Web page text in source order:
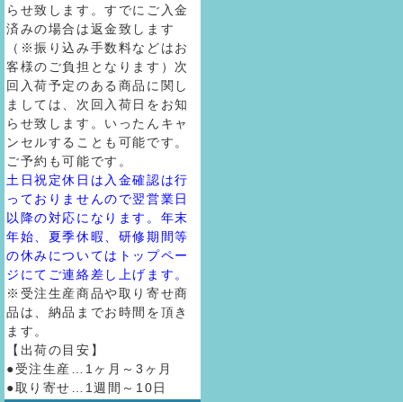
らせ致します。すでにご入金
済みの場合は返金致します
（※振り込み手数料などはお
客様のご負担となります）次
回入荷予定のある商品に関し
ましては、次回入荷日をお知
らせ致します。いったんキャ
ンセルすることも可能です。
ご予約も可能です。
土日祝定休日は入金確認は行
っておりませんので翌営業日
以降の対応になります。年末
年始、夏季休暇、研修期間等
の休みについてはトップペー
ジにてご連絡差し上げます。
※受注生産商品や取り寄せ商
品は、納品までお時間を頂き
ます。
【出荷の目安】
●受注生産…1ヶ月～3ヶ月
●取り寄せ…1週間～10日